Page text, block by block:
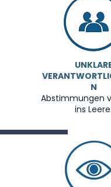
N
Abstimmungen
ins Leere.